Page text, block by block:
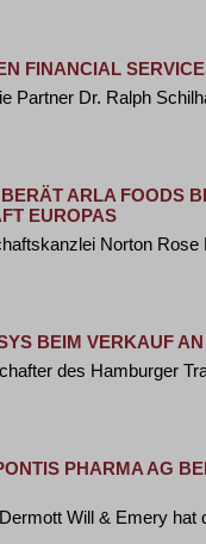
FINANCIAL
Partner Dr. Ralph
ARLA FOODS
EUROPAS
Norton
BEIM VERKAUF
des Hamburger
PHARMA AG
Will & Emery